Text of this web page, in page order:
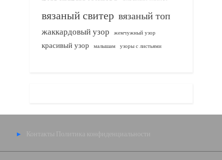
вязаный свитер вязаный топ
жаккардовый узор жемчужный узор
красивый узор малышам узоры с листьями
Контакты Политика конфиденциальности